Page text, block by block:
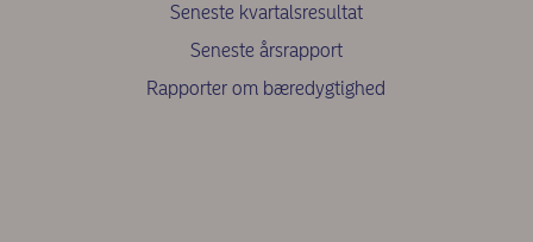
Seneste kvartalsresultat
Seneste årsrapport
Rapporter om bæredygtighed